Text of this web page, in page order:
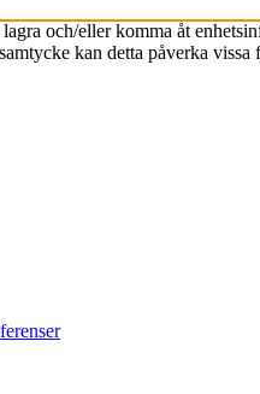
och/eller komma åt
kan detta påverka vissa